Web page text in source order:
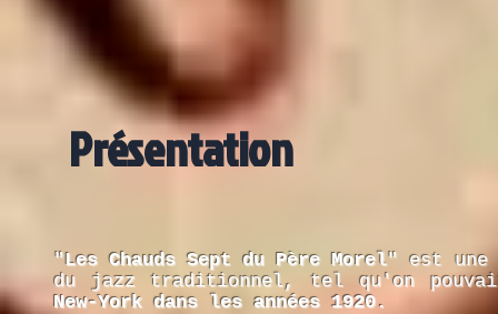
Présentation
"Les Chauds Sept du Père Morel" est une
du jazz traditionnel, tel qu'on
New-York dans les années 1920.